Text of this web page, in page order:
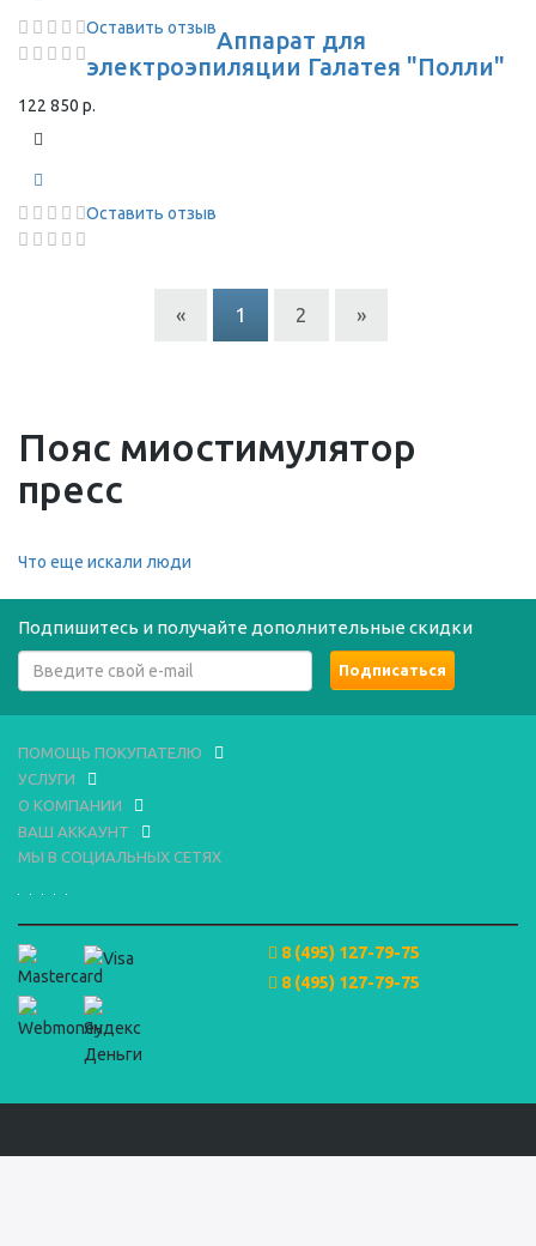
Оставить отзывАппарат для
электроэпиляции Галатея "Полли"
122 850 р.
Оставить отзыв
« 1 2 »
Пояс миостимулятор
пресс
Что еще искали люди
Подпишитесь и получайте дополнительные скидки
ПОМОЩЬ ПОКУПАТЕЛЮ
УСЛУГИ
О КОМПАНИИ
ВАШ АККАУНТ
МЫ В СОЦИАЛЬНЫХ СЕТЯХ
8 (495) 127-79-75
8 (495) 127-79-75